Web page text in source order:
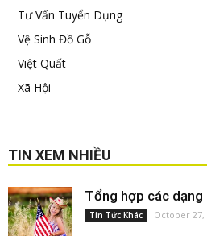
Tư Vấn Tuyển Dụng
Vệ Sinh Đồ Gỗ
Việt Quất
Xã Hội
TIN XEM NHIỀU
Tổng hợp các dạng
Tin Tức Khác October 27,